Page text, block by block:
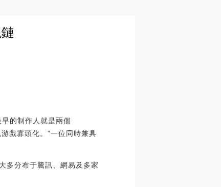
的制作人就是兩個
戲寡頭化。”一位同時兼具
多分布于騰訊、網易及多家